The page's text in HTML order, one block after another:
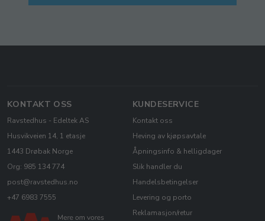
KONTAKT OSS
Ravstedhus - Edeltek AS
Husvikveien 14, 1 etasje
1443 Drøbak Norge
Org: 985 134 774
post@ravstedhus.no
+47 6983 7555
KUNDESERVICE
Kontakt oss
Heving av kjøpsavtale
Åpningsinfo & helligdager
Slik handler du
Handelsbetingelser
Levering og porto
Reklamasjon/retur